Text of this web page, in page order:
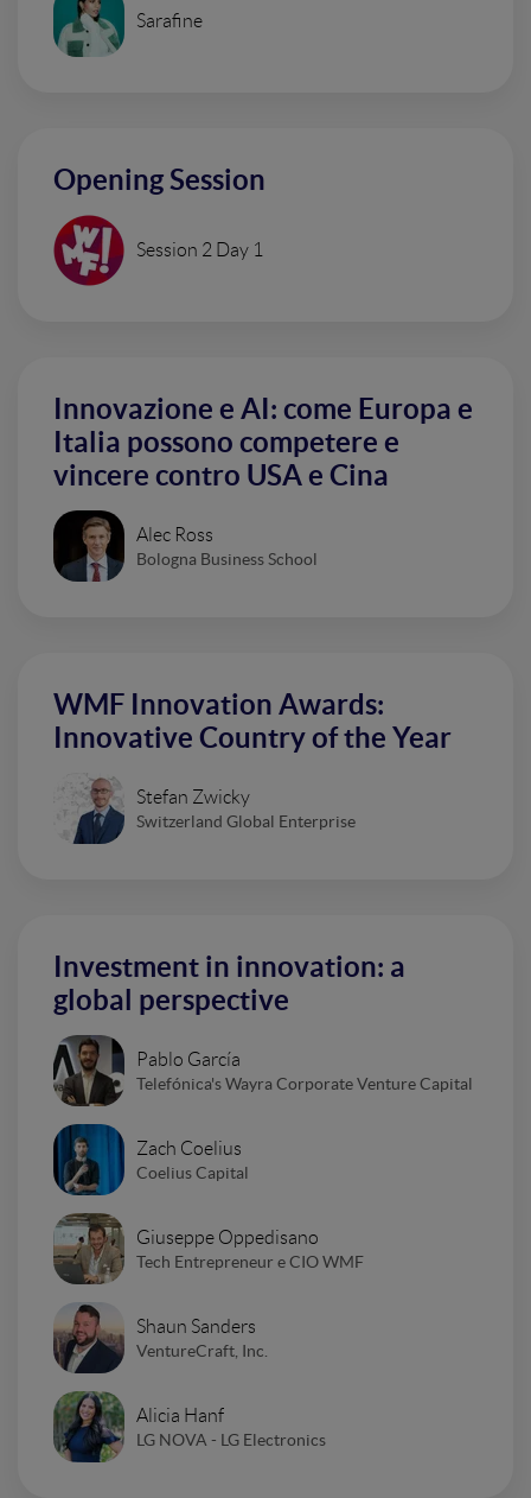
Sarafine
Opening Session
Session 2 Day 1
Innovazione e AI: come Europa e
Italia possono competere e
vincere contro USA e Cina
Alec Ross
Bologna Business School
WMF Innovation Awards:
Innovative Country of the Year
Stefan Zwicky
Switzerland Global Enterprise
Investment in innovation: a
global perspective
Pablo García
Telefónica's Wayra Corporate Venture Capital
Zach Coelius
Coelius Capital
Giuseppe Oppedisano
Tech Entrepreneur e CIO WMF
Shaun Sanders
VentureCraft, Inc.
Alicia Hanf
LG NOVA - LG Electronics